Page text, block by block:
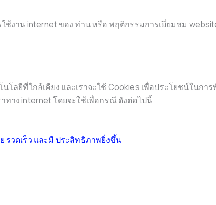
ช้งาน internet ของ ท่าน หรือ พฤติกรรมการเยี่ยมชม
โลยีที่ใกล้เคียง และเราจะใช้ Cookies เพื่อประโยชน์ในก
ทาง internet โดยจะใช้เพื่อกรณี ดังต่อไปนี้
รวดเร็ว และมี ประสิทธิภาพยิ่งขึ้น